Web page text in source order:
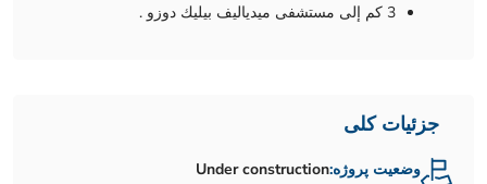
3 كم إلى مستشفى ميدياليف بيليك دوزو .
جزئیات کلی
وضعیت پروژه:Under construction